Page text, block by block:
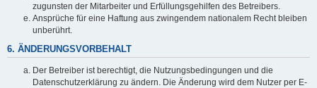
zugunsten der Mitarbeiter und Erfüllungsgehilfen des Betreibers.
Ansprüche für eine Haftung aus zwingendem nationalem Recht bleiben
unberührt.
6. ÄNDERUNGSVORBEHALT
Der Betreiber ist berechtigt, die Nutzungsbedingungen und die
Datenschutzerklärung zu ändern. Die Änderung wird dem Nutzer per E-